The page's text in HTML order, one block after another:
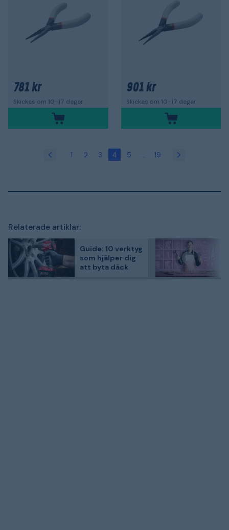
781 kr
Skickas om 10-17 dagar
901 kr
Skickas om 10-17 dagar
1 2 3 4 5 ... 19
Relaterade artiklar:
Guide: 10 verktyg
som hjälper dig
att byta däck